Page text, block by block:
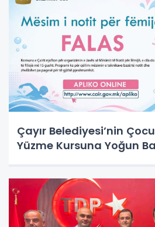
Çayır Belediyesi’nin
Yüzme Kursuna Yoğun